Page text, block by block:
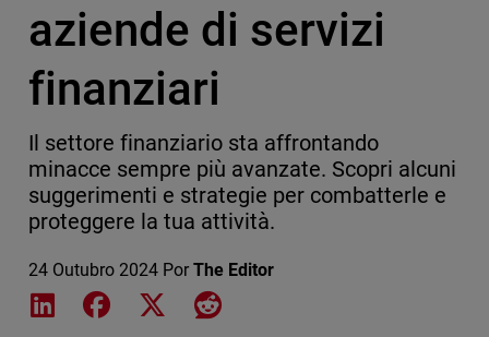
aziende di servizi
finanziari
Il settore finanziario sta affrontando
minacce sempre più avanzate. Scopri alcuni
suggerimenti e strategie per combatterle e
proteggere la tua attività.
24 Outubro 2024 Por The Editor
Share on LinkedIn
Share on Facebook
Share on XShare on Reddit